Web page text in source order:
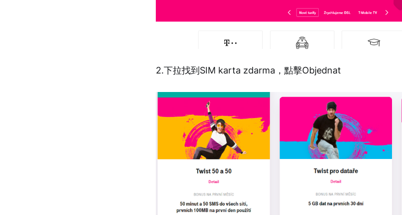
2.下拉找到SIM karta zdarma，點擊Objednat